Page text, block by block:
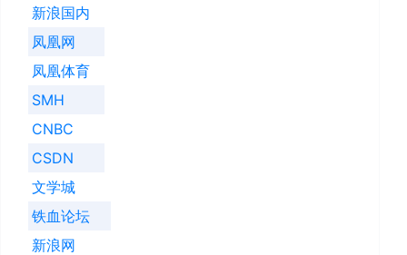
新浪国内
凤凰网
凤凰体育
SMH
CNBC
CSDN
文学城
铁血论坛
新浪网